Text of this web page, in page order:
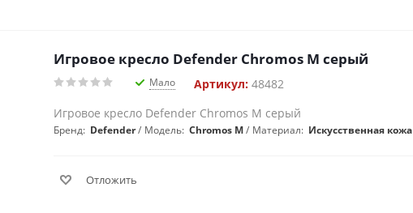
Игровое кресло Defender Chromos M серый
Мало Артикул: 48482
Игровое кресло Defender Chromos M серый
Бренд: Defender Модель: Chromos M Материал: Искусственная кожа
Отложить